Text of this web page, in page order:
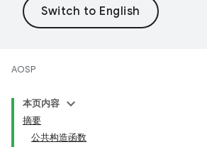
AOSP
本页内容
摘要
公共构造函数